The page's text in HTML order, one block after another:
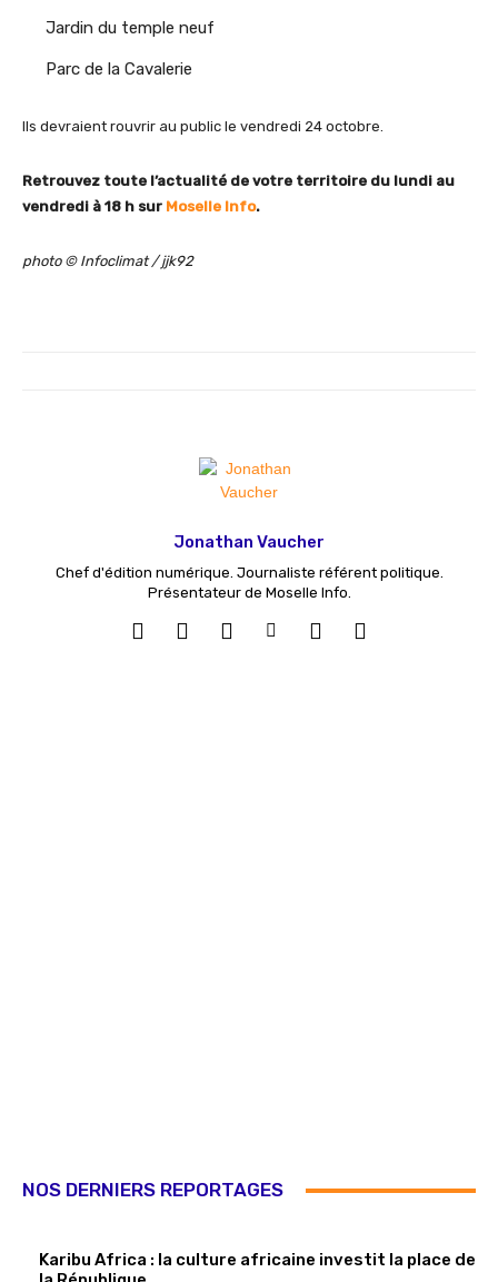
Jardin du temple neuf
Parc de la Cavalerie
Ils devraient rouvrir au public le vendredi 24 octobre.
Retrouvez toute l’actualité de votre territoire du lundi au
vendredi à 18 h sur Moselle Info.
photo © Infoclimat / jjk92
Jonathan Vaucher
Chef d'édition numérique. Journaliste référent politique.
Présentateur de Moselle Info.
NOS DERNIERS REPORTAGES
Karibu Africa : la culture africaine investit la place de